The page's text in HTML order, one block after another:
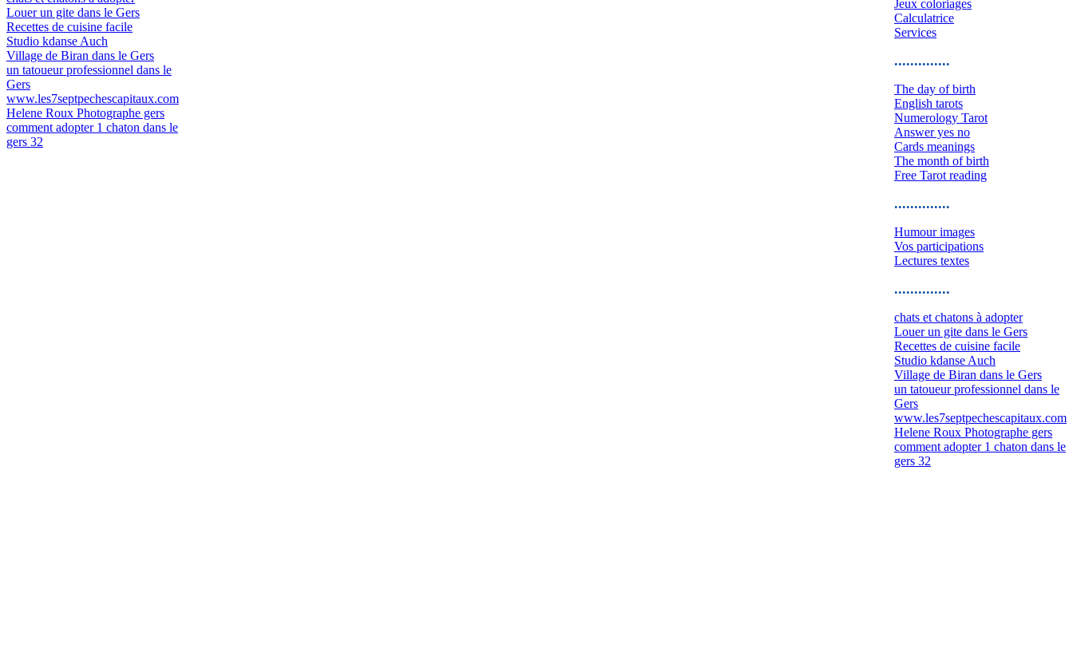
Louer un gite dans le Gers
Recettes de cuisine facile
Studio kdanse Auch
Village de Biran dans le Gers
un tatoueur professionnel dans le
Gers
www.les7septpechescapitaux.com
Helene Roux Photographe gers
comment adopter 1 chaton dans le
gers 32
Jeux coloriages
Calculatrice
Services
..............
The day of birth
English tarots
Numerology Tarot
Answer yes no
Cards meanings
The month of birth
Free Tarot reading
..............
Humour images
Vos participations
Lectures textes
..............
chats et chatons à adopter
Louer un gite dans le Gers
Recettes de cuisine facile
Studio kdanse Auch
Village de Biran dans le Gers
un tatoueur professionnel dans le
Gers
www.les7septpechescapitaux.com
Helene Roux Photographe gers
comment adopter 1 chaton dans le
gers 32